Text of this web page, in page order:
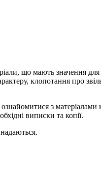
що мають значення
клопотання про
з
виписки та копії.